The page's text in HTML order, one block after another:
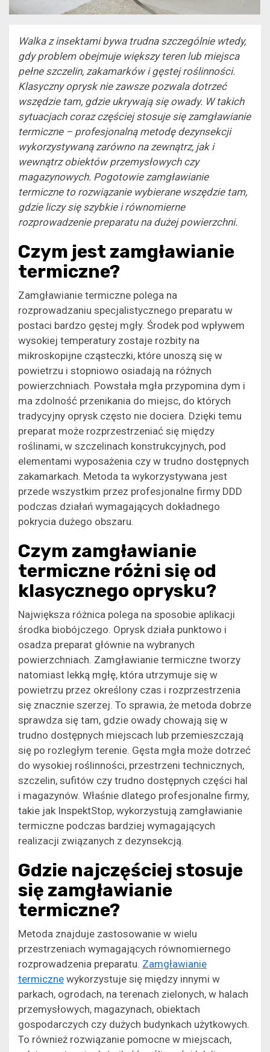
Walka z insektami bywa trudna szczególnie wtedy,
gdy problem obejmuje większy teren lub miejsca
pełne szczelin, zakamarków i gęstej roślinności.
Klasyczny oprysk nie zawsze pozwala dotrzeć
wszędzie tam, gdzie ukrywają się owady. W takich
sytuacjach coraz częściej stosuje się zamgławianie
termiczne – profesjonalną metodę dezynsekcji
wykorzystywaną zarówno na zewnątrz, jak i
wewnątrz obiektów przemysłowych czy
magazynowych. Pogotowie zamgławianie
termiczne to rozwiązanie wybierane wszędzie tam,
gdzie liczy się szybkie i równomierne
rozprowadzenie preparatu na dużej powierzchni.
Czym jest zamgławianie
termiczne?
Zamgławianie termiczne polega na
rozprowadzaniu specjalistycznego preparatu w
postaci bardzo gęstej mgły. Środek pod wpływem
wysokiej temperatury zostaje rozbity na
mikroskopijne cząsteczki, które unoszą się w
powietrzu i stopniowo osiadają na różnych
powierzchniach. Powstała mgła przypomina dym i
ma zdolność przenikania do miejsc, do których
tradycyjny oprysk często nie dociera. Dzięki temu
preparat może rozprzestrzeniać się między
roślinami, w szczelinach konstrukcyjnych, pod
elementami wyposażenia czy w trudno dostępnych
zakamarkach. Metoda ta wykorzystywana jest
przede wszystkim przez profesjonalne firmy DDD
podczas działań wymagających dokładnego
pokrycia dużego obszaru.
Czym zamgławianie
termiczne różni się od
klasycznego oprysku?
Największa różnica polega na sposobie aplikacji
środka biobójczego. Oprysk działa punktowo i
osadza preparat głównie na wybranych
powierzchniach. Zamgławianie termiczne tworzy
natomiast lekką mgłę, która utrzymuje się w
powietrzu przez określony czas i rozprzestrzenia
się znacznie szerzej. To sprawia, że metoda dobrze
sprawdza się tam, gdzie owady chowają się w
trudno dostępnych miejscach lub przemieszczają
się po rozległym terenie. Gęsta mgła może dotrzeć
do wysokiej roślinności, przestrzeni technicznych,
szczelin, sufitów czy trudno dostępnych części hal
i magazynów. Właśnie dlatego profesjonalne firmy,
takie jak InspektStop, wykorzystują zamgławianie
termiczne podczas bardziej wymagających
realizacji związanych z dezynsekcją.
Gdzie najczęściej stosuje
się zamgławianie
termiczne?
Metoda znajduje zastosowanie w wielu
przestrzeniach wymagających równomiernego
rozprowadzenia preparatu. Zamgławianie
termiczne wykorzystuje się między innymi w
parkach, ogrodach, na terenach zielonych, w halach
przemysłowych, magazynach, obiektach
gospodarczych czy dużych budynkach użytkowych.
To również rozwiązanie pomocne w miejscach,